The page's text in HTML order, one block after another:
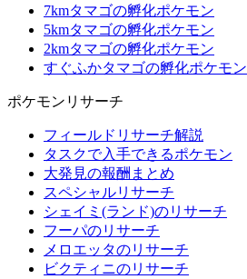
7kmタマゴの孵化ポケモン
5kmタマゴの孵化ポケモン
2kmタマゴの孵化ポケモン
すぐふかタマゴの孵化ポケモン
ポケモンリサーチ
フィールドリサーチ解説
タスクで入手できるポケモン
大発見の報酬まとめ
スペシャルリサーチ
シェイミ(ランド)のリサーチ
フーパのリサーチ
メロエッタのリサーチ
ビクティニのリサーチ